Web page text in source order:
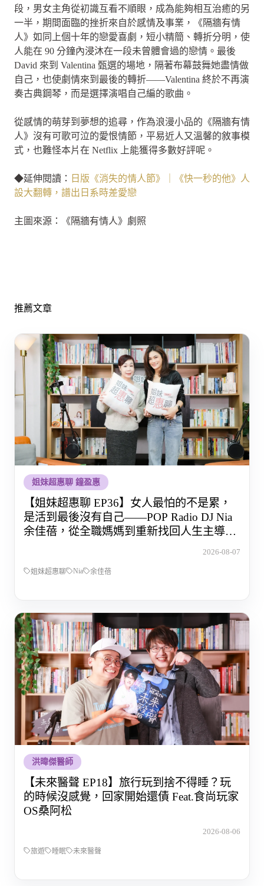
段，男女主角從初識互看不順眼，成為能夠相互治癒的另
一半，期間面臨的挫折來自於感情及事業，《隔牆有情
人》如同上個十年的戀愛喜劇，短小精簡、轉折分明，使
人能在 90 分鐘內浸沐在一段未曾體會過的戀情。最後
David 來到 Valentina 甄選的場地，隔著布幕鼓舞她盡情做
自己，也使劇情來到最後的轉折——Valentina 終於不再演
奏古典鋼琴，而是選擇演唱自己編的歌曲。
從感情的萌芽到夢想的追尋，作為浪漫小品的《隔牆有情
人》沒有可歌可泣的愛恨情節，平易近人又溫馨的敘事模
式，也難怪本片在 Netflix 上能獲得多數好評呢。
◆延伸閱讀：
日版《消失的情人節》｜《快一秒的他》人
設大翻轉，譜出日系時差愛戀
主圖來源：《隔牆有情人》劇照
推薦文章
姐妹超惠聊 鐘盈惠
【姐妹超惠聊 EP36】女人最怕的不是累，
是活到最後沒有自己——POP Radio DJ Nia
余佳蓓，從全職媽媽到重新找回人生主導權
2026-08-07
姐妹超惠聊 Nia 余佳蓓
洪暐傑醫師
【未來醫聲 EP18】旅行玩到捨不得睡？玩
的時候沒感覺，回家開始還債 Feat.食尚玩家
OS桑阿松
2026-08-06
旅遊 睡眠 未來醫聲